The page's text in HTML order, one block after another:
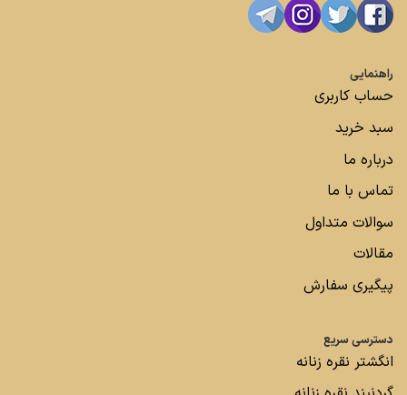
راهنمایی
حساب کاربری
سبد خرید
درباره ما
تماس با ما
سوالات متداول
مقالات
پیگیری سفارش
دسترسی سریع
انگشتر نقره زنانه